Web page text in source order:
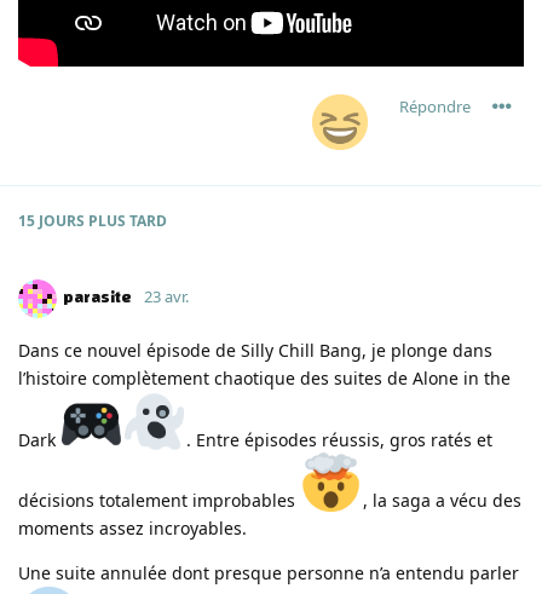
Répondre
15 JOURS PLUS TARD
parasite 23 avr.
Dans ce nouvel épisode de Silly Chill Bang, je plonge dans
l’histoire complètement chaotique des suites de Alone in the
Dark . Entre épisodes réussis, gros ratés et
décisions totalement improbables
, la saga a vécu des
moments assez incroyables.
Une suite annulée dont presque personne n’a entendu parler